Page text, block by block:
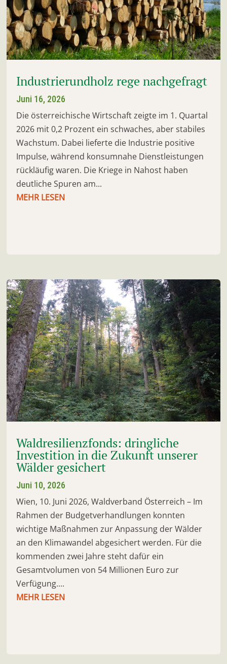
Industrierundholz rege nachgefragt
Juni 16, 2026
Die österreichische Wirtschaft zeigte im 1. Quartal
2026 mit 0,2 Prozent ein schwaches, aber stabiles
Wachstum. Dabei lieferte die Industrie positive
Impulse, während konsumnahe Dienstleistungen
rückläufig waren. Die Kriege in Nahost haben
deutliche Spuren am...
MEHR LESEN
Waldresilienzfonds: dringliche
Investition in die Zukunft unserer
Wälder gesichert
Juni 10, 2026
Wien, 10. Juni 2026, Waldverband Österreich – Im
Rahmen der Budgetverhandlungen konnten
wichtige Maßnahmen zur Anpassung der Wälder
an den Klimawandel abgesichert werden. Für die
kommenden zwei Jahre steht dafür ein
Gesamtvolumen von 54 Millionen Euro zur
Verfügung....
MEHR LESEN